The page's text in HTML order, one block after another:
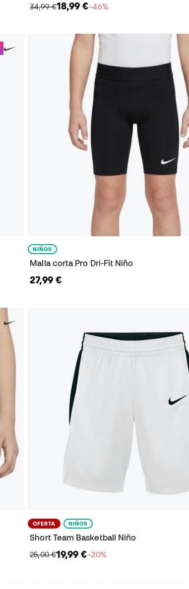
34,99 €18,99 €−46%
NIÑOS
Malla corta Pro Dri-Fit Niño
27,99 €
OFERTA NIÑOS
Short Team Basketball Niño
25,00 €19,99 €−20%